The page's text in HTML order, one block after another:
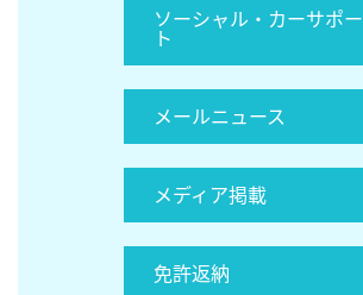
ソーシャル・カーサポー
ト
メールニュース
メディア掲載
免許返納